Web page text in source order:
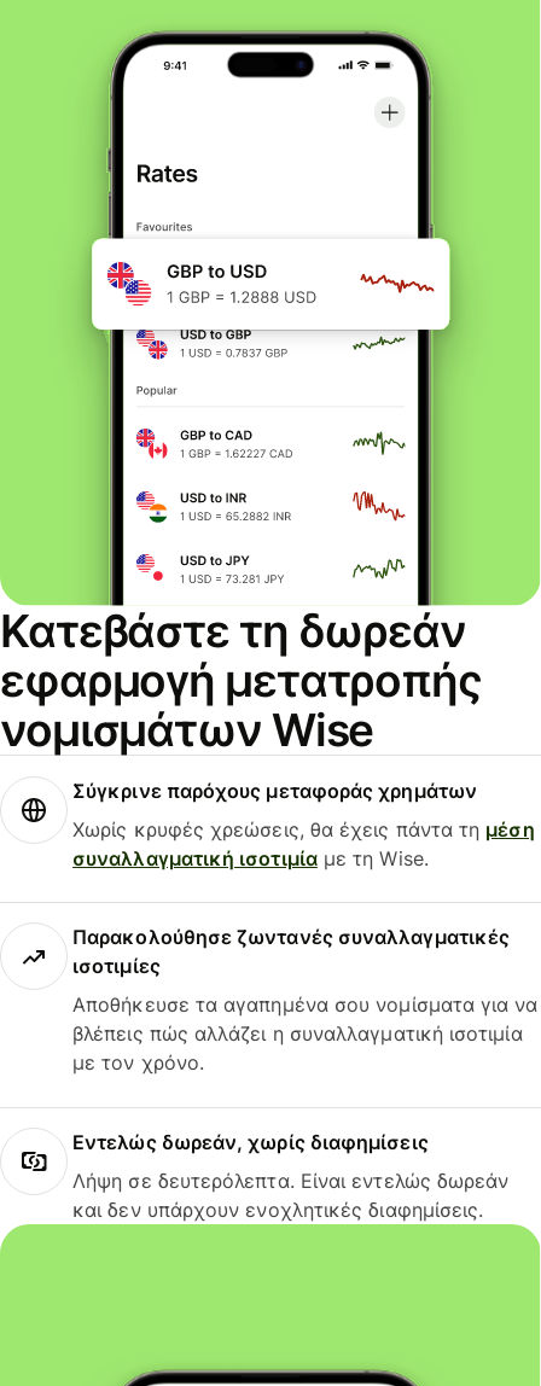
Κατεβάστε τη δωρεάν
εφαρμογή μετατροπής
νομισμάτων Wise
Σύγκρινε παρόχους μεταφοράς χρημάτων
Χωρίς κρυφές χρεώσεις, θα έχεις πάντα τη μέση
συναλλαγματική ισοτιμίαμε τη Wise.
Παρακολούθησε ζωντανές συναλλαγματικές
ισοτιμίες
Αποθήκευσε τα αγαπημένα σου νομίσματα για να
βλέπεις πώς αλλάζει η συναλλαγματική ισοτιμία
με τον χρόνο.
Εντελώς δωρεάν, χωρίς διαφημίσεις
Λήψη σε δευτερόλεπτα. Είναι εντελώς δωρεάν
και δεν υπάρχουν ενοχλητικές διαφημίσεις.